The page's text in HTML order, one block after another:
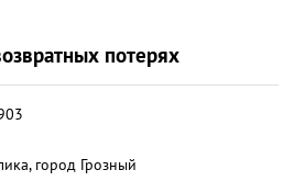
потерях
город Грозный